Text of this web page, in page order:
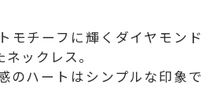
モチーフに輝くダイヤモンド
ックレス。
のハートはシンプルな印象で